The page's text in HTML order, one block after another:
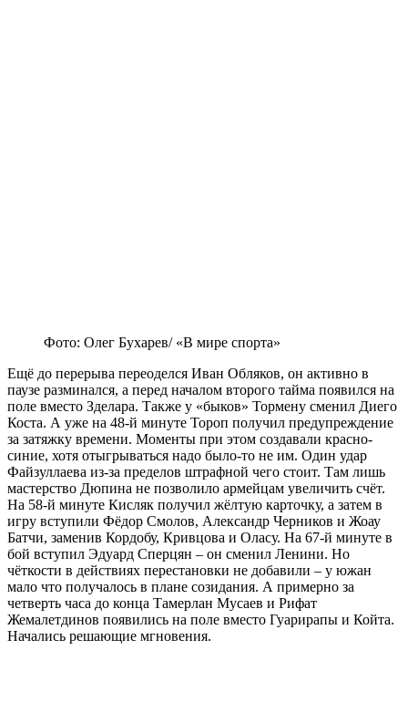
Фото: Олег Бухарев/ «В мире спорта»
Ещё до перерыва переоделся Иван Обляков, он активно в
паузе разминался, а перед началом второго тайма появился на
поле вместо Зделара. Также у «быков» Тормену сменил Диего
Коста. А уже на 48-й минуте Тороп получил предупреждение
за затяжку времени. Моменты при этом создавали красно-
синие, хотя отыгрываться надо было-то не им. Один удар
Файзуллаева из-за пределов штрафной чего стоит. Там лишь
мастерство Дюпина не позволило армейцам увеличить счёт.
На 58-й минуте Кисляк получил жёлтую карточку, а затем в
игру вступили Фёдор Смолов, Александр Черников и Жоау
Батчи, заменив Кордобу, Кривцова и Оласу. На 67-й минуте в
бой вступил Эдуард Сперцян – он сменил Ленини. Но
чёткости в действиях перестановки не добавили – у южан
мало что получалось в плане созидания. А примерно за
четверть часа до конца Тамерлан Мусаев и Рифат
Жемалетдинов появились на поле вместо Гуарирапы и Койта.
Начались решающие мгновения.